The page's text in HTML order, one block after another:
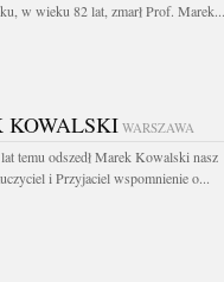
w wieku 82 lat, zmarł Prof. Marek...
KOWALSKI WARSZAWA
temu odszedł Marek Kowalski nasz
i Przyjaciel wspomnienie o...